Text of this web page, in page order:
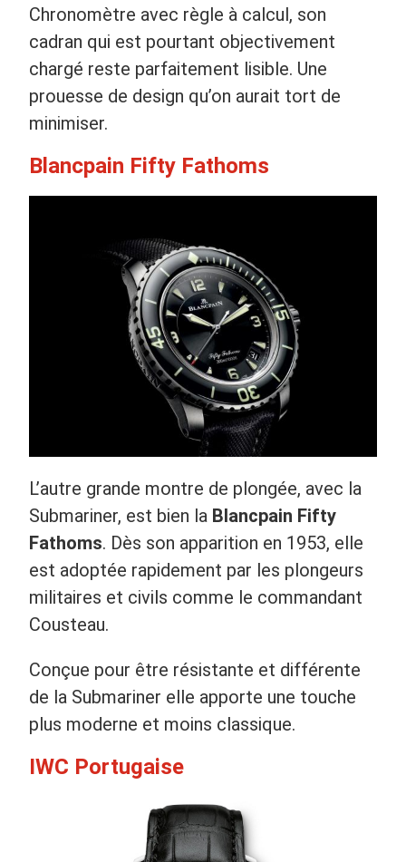
Chronomètre avec règle à calcul, son
cadran qui est pourtant objectivement
chargé reste parfaitement lisible. Une
prouesse de design qu’on aurait tort de
minimiser.
Blancpain Fifty Fathoms
L’autre grande montre de plongée, avec la
Submariner, est bien la Blancpain Fifty
Fathoms. Dès son apparition en 1953, elle
est adoptée rapidement par les plongeurs
militaires et civils comme le commandant
Cousteau.
Conçue pour être résistante et différente
de la Submariner elle apporte une touche
plus moderne et moins classique.
IWC Portugaise